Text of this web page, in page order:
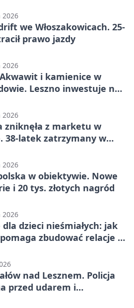
we Włoszakowicach. 25-
prawo jazdy
2026
Akwawit i kamienice w
Leszno inwestuje na
zniknęła z marketu w
38-latek zatrzymany w
w obiektywie. Nowe
i 20 tys. złotych nagród
dla dzieci nieśmiałych: jak
zbudować relacje z
nad Lesznem. Policja
przed udarem i